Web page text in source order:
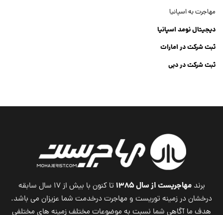
مهاجرت به اسپانیا
دیجیتال نومد اسپانیا
ثبت شرکت در امارات
ثبت شرکت در دبی
برندمهاجریست از سال ۱۳۸۵
تا کنون با بیش از ۱۷ سال سابقه
درخشان در زمینه توریست و مهاجرت درخدمت شما عزیزان می باشد.
هدف ما آگاهی شما نسبت به موضوعات مختلف زمینه های مختلفی